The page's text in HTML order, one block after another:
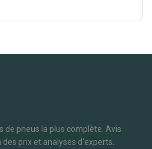
de pneus la plus complète. Avis
prix et analyses d'experts.